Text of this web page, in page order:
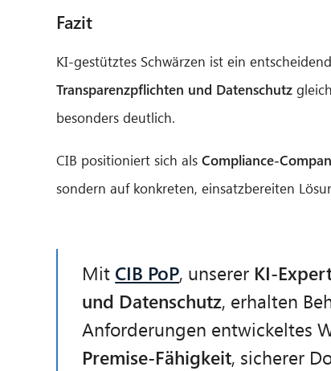
Fazit
KI-gestütztes Schwärzen ist ein
Transparenzpflichten und Datenschutz
besonders deutlich.
CIB positioniert sich als Compliance-
sondern auf konkreten, einsatzbereiten
Mit CIB PoP, unserer KI-
und Datenschutz, erhalten
Anforderungen entwickeltes
Premise-Fähigkeit, sicherer